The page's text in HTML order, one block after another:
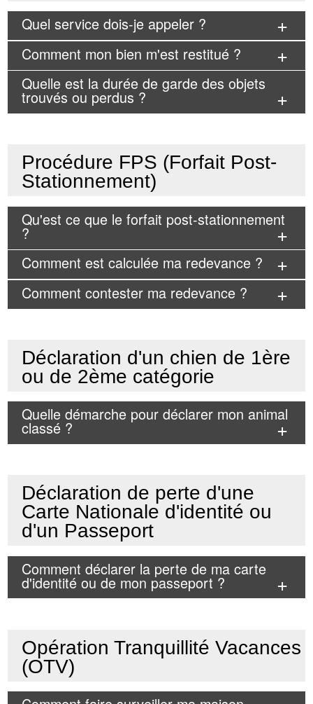
Quel service dois-je appeler ?
Comment mon bien m'est restitué ?
Quelle est la durée de garde des objets
trouvés ou perdus ?
Procédure FPS (Forfait Post-
Stationnement)
Qu'est ce que le forfait post-stationnement
?
Comment est calculée ma redevance ?
Comment contester ma redevance ?
Déclaration d'un chien de 1ère
ou de 2ème catégorie
Quelle démarche pour déclarer mon animal
classé ?
Déclaration de perte d'une
Carte Nationale d'identité ou
d'un Passeport
Comment déclarer la perte de ma carte
d'identité ou de mon passeport ?
Opération Tranquillité Vacances
(OTV)